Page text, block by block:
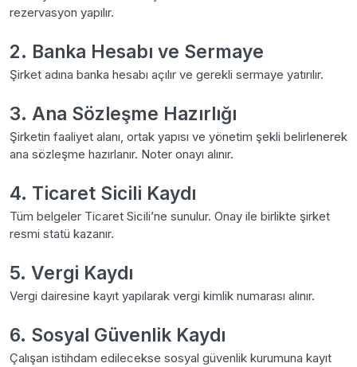
rezervasyon yapılır.
2. Banka Hesabı ve Sermaye
Şirket adına banka hesabı açılır ve gerekli sermaye yatırılır.
3. Ana Sözleşme Hazırlığı
Şirketin faaliyet alanı, ortak yapısı ve yönetim şekli belirlenerek
ana sözleşme hazırlanır. Noter onayı alınır.
4. Ticaret Sicili Kaydı
Tüm belgeler Ticaret Sicili’ne sunulur. Onay ile birlikte şirket
resmi statü kazanır.
5. Vergi Kaydı
Vergi dairesine kayıt yapılarak vergi kimlik numarası alınır.
6. Sosyal Güvenlik Kaydı
Çalışan istihdam edilecekse sosyal güvenlik kurumuna kayıt